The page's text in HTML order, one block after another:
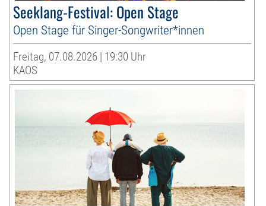
Seeklang-Festival: Open Stage
Open Stage für Singer-Songwriter*innen
Freitag, 07.08.2026 | 19:30 Uhr
KAOS